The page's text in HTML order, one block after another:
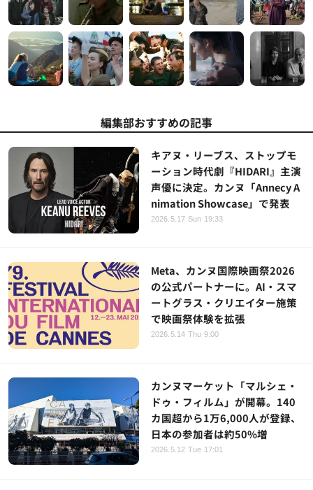
編集部おすすめの記事
キアヌ・リーブス、ストップモ
ーション時代劇『HIDARI』主演
声優に決定。カンヌ「Annecy A
nimation Showcase」で発表
2026.5.17 Sun 19:33
Meta、カンヌ国際映画祭2026
の公式パートナーに。AI・スマ
ートグラス・クリエイター施策
で映画祭体験を拡張
2026.5.14 Thu 9:00
カンヌマーケット「マルシェ・
ドゥ・フィルム」が開幕。140
カ国超から1万6,000人が登録、
日本の参加者は約50%増
2026.5.12 Tue 17:01